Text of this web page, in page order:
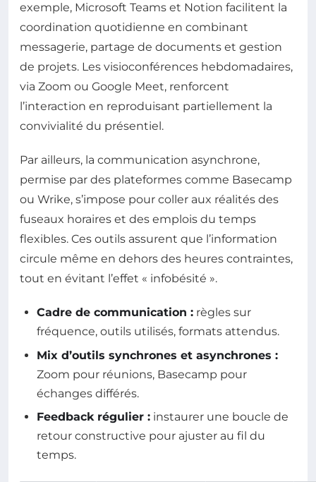
exemple, Microsoft Teams et Notion facilitent la
coordination quotidienne en combinant
messagerie, partage de documents et gestion
de projets. Les visioconférences hebdomadaires,
via Zoom ou Google Meet, renforcent
l’interaction en reproduisant partiellement la
convivialité du présentiel.
Par ailleurs, la communication asynchrone,
permise par des plateformes comme Basecamp
ou Wrike, s’impose pour coller aux réalités des
fuseaux horaires et des emplois du temps
flexibles. Ces outils assurent que l’information
circule même en dehors des heures contraintes,
tout en évitant l’effet « infobésité ».
Cadre de communication : règles sur
fréquence, outils utilisés, formats attendus.
Mix d’outils synchrones et asynchrones :
Zoom pour réunions, Basecamp pour
échanges différés.
Feedback régulier : instaurer une boucle de
retour constructive pour ajuster au fil du
temps.